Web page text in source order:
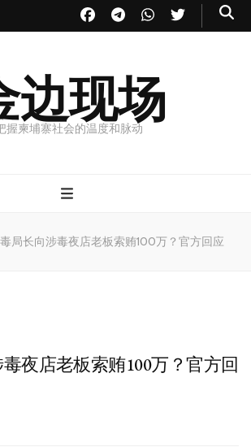
边现场
握柬埔寨社会的温度和脉动
局长向涉毒夜店老板索贿100万？官方回应
夜店老板索贿100万？官方回